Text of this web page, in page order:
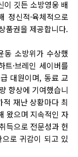
이 깃든 소방영웅 배
정신적·육체적으로
품권을 제공합니다.
동 소방위가 수상했
·브레인 세이버를
대원이며, 동료 교
향상에 기여했습니
재난 상황마다 최
왔으며 지속적인 자
득으로 전문성과 헌
로 귀감이 되고 있